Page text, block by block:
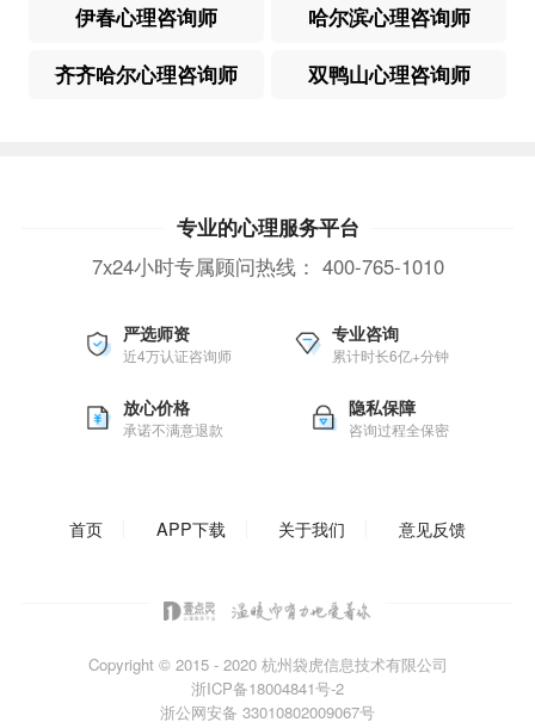
伊春心理咨询师
哈尔滨心理咨询师
齐齐哈尔心理咨询师
双鸭山心理咨询师
专业的心理服务平台
7x24小时专属顾问热线： 400-765-1010
严选师资
近4万认证咨询师
专业咨询
累计时长6亿+分钟
放心价格
承诺不满意退款
隐私保障
咨询过程全保密
首页 APP下载 关于我们 意见反馈
Copyright © 2015 - 2020 杭州袋虎信息技术有限公司
浙ICP备18004841号-2
浙公网安备 33010802009067号